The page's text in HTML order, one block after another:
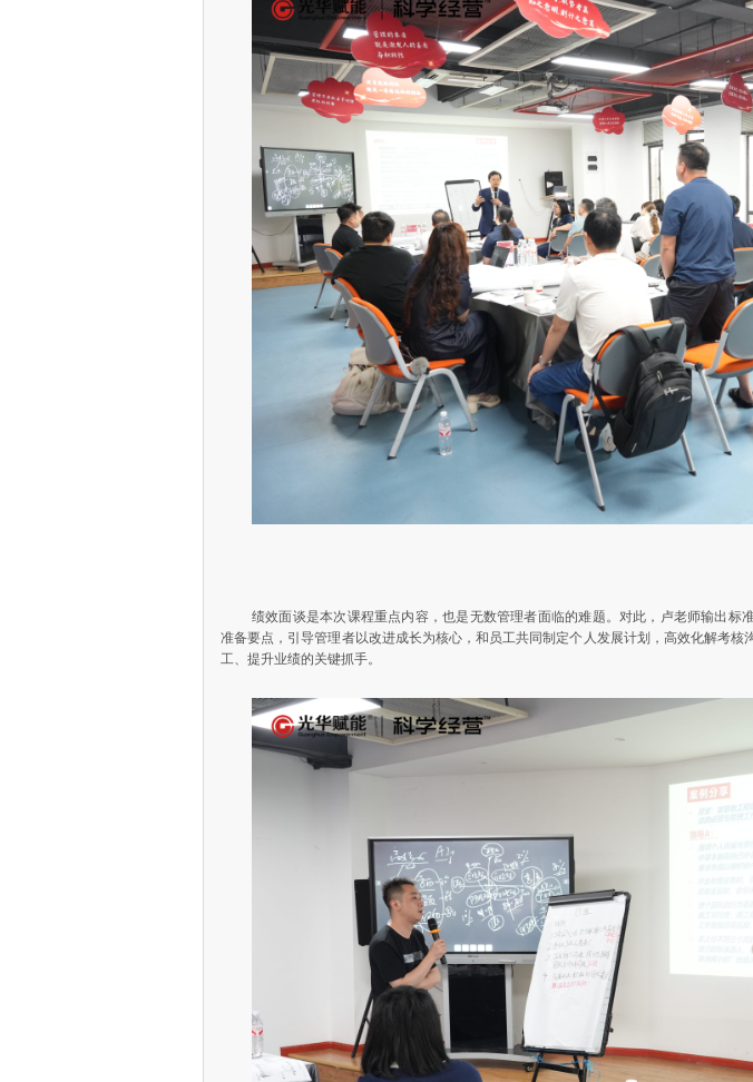
绩效面谈是本次课程重点内容，也是无数管理者面临的难题。对此，卢老师输出标
准备要点，引导管理者以改进成长为核心，和员工共同制定个人发展计划，高效化解考核
工、提升业绩的关键抓手。